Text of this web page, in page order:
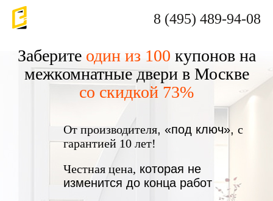
8 (495) 489-94-08
Заберите один из 100 купонов на
межкомнатные двери в Москве
со скидкой 73%
От производителя, «под ключ», с
гарантией 10 лет!
Честная цена, которая не
изменится до конца работ